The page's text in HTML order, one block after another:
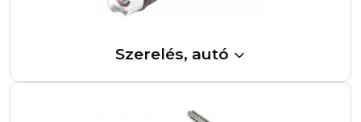
Szerelés, autó